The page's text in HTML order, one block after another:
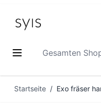
Gesamten Shop
Startseite / Exo fräser